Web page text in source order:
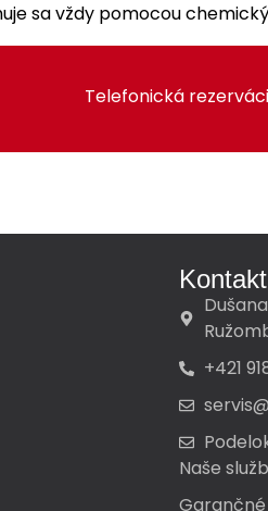
sa vždy pomocou
Telefonická
Kontakt
+421
Naše